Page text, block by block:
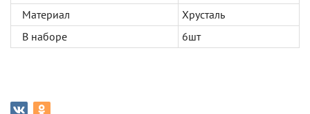
Материал
Хрусталь
В наборе
6шт